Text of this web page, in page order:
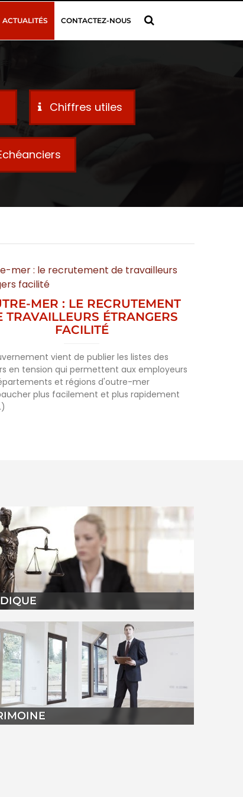
ACTUALITÉS CONTACTEZ-NOUS
Chiffres utiles
MER : LE RECRUTEMENT
TRAVAILLEURS ÉTRANGERS
FACILITÉ
vient de publier les listes des
en tension qui permettent aux employeurs
et régions d'outre-mer
plus facilement et plus rapidement